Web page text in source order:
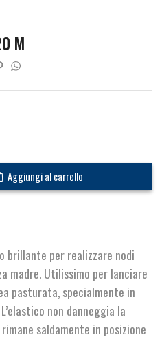
M
Aggiungi al carrello
brillante per realizzare nodi
madre. Utilissimo per lanciare
pasturata, specialmente in
non danneggia la
saldamente in posizione